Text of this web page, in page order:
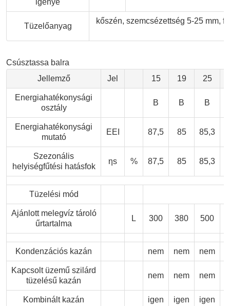
igénye
Tüzelőanyag
kőszén, szemcsézettség 5-25 mm,
Csúsztassa balra
Jellemző
Jel 15 19 25
Energiahatékonysági
osztály
B B B
Energiahatékonysági
mutató
EEI 87,5 85 85,3
Szezonális
helyiségfűtési hatásfok
ηs % 87,5 85 85,3
Tüzelési mód
Ajánlott melegvíz tároló
űrtartalma
L 300 380 500
Kondenzációs kazán nem nem nem
Kapcsolt üzemű szilárd
tüzelésű kazán
nem nem nem
Kombinált kazán igen igen igen